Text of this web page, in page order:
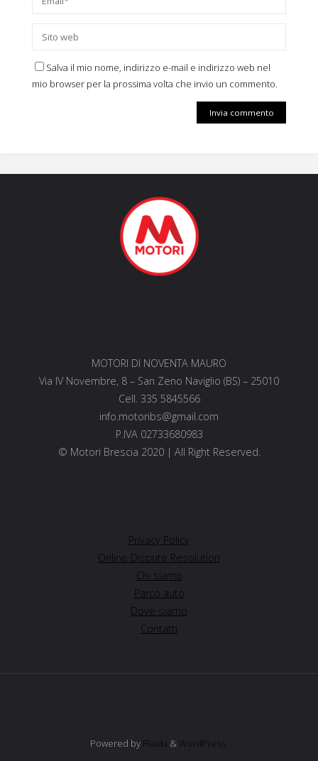
Salva il mio nome, indirizzo e-mail e indirizzo web nel
mio browser per la prossima volta che invio un commento.
MOTORI DI NOVENTA MAURO
Via IV Novembre, 8 – San Zeno Naviglio (BS) – 25010
Cell. 335 5845566
info.motoribs@gmail.com
P.IVA 02733680983
© Motori Brescia 2020 | All Right Reserved.
Privacy Policy
Online Dispute Resolution
Chi siamo
Parco auto
Dove siamo
Contatti
Powered by Fluida & WordPress.